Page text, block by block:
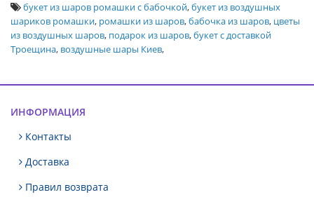
букет из шаров ромашки с бабочкой,букет из воздушных
шариков ромашки, ромашки из шаров,бабочка из шаров, цветы
из воздушных шаров, подарок из шаров,букет с доставкой
Троещина, воздушные шары Киев,
ИНФОРМАЦИЯ
Контакты
Доставка
Правил возврата